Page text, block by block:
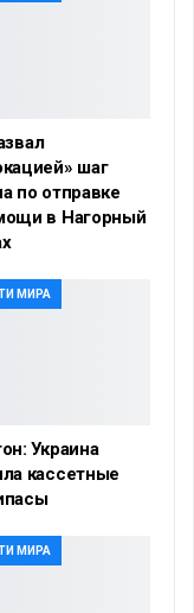
шаг
по отправке
в Нагорный
МИРА
Украина
кассетные
МИРА